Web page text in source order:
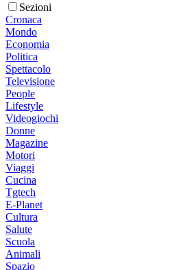
Sezioni
Cronaca
Mondo
Economia
Politica
Spettacolo
Televisione
People
Lifestyle
Videogiochi
Donne
Magazine
Motori
Viaggi
Cucina
Tgtech
E-Planet
Cultura
Salute
Scuola
Animali
Spazio